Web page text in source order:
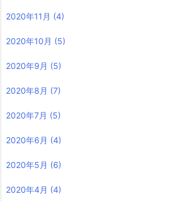
2020年11月 (4)
2020年10月 (5)
2020年9月 (5)
2020年8月 (7)
2020年7月 (5)
2020年6月 (4)
2020年5月 (6)
2020年4月 (4)